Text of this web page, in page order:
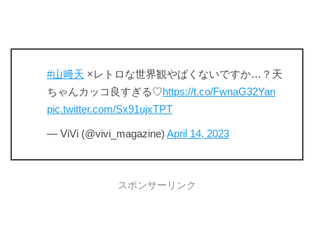
#山﨑天 ×レトロな世界観やばくないですか…？天
ちゃんカッコ良すぎる♡https://t.co/FwnaG32Yan
pic.twitter.com/Sx91ujxTPT
— ViVi (@vivi_magazine) April 14, 2023
スポンサーリンク